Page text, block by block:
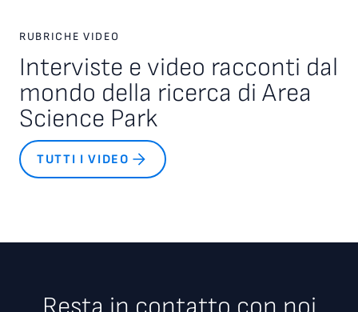
RUBRICHE VIDEO
Interviste e video racconti dal
mondo della ricerca di Area
Science Park
TUTTI I VIDEO